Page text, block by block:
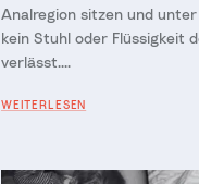
Analregion sitzen und
kein Stuhl oder Flüssigkeit
verlässt....
WEITERLESEN